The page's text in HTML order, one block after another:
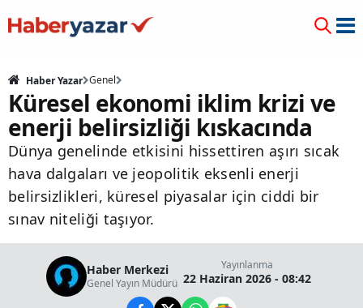
Haber Yazar Genel
Küresel ekonomi iklim krizi ve
enerji belirsizliği kıskacında
Dünya genelinde etkisini hissettiren aşırı sıcak
hava dalgaları ve jeopolitik eksenli enerji
belirsizlikleri, küresel piyasalar için ciddi bir
sınav niteliği taşıyor.
Haber Merkezi
Genel Yayın Müdürü
Yayınlanma
22 Haziran 2026 - 08:42